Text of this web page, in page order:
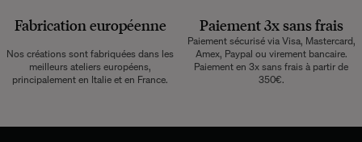
Fabrication européenne
Nos créations sont fabriquées dans les
meilleurs ateliers européens,
principalement en Italie et en France.
Paiement 3x sans frais
Paiement sécurisé via Visa, Mastercard,
Amex, Paypal ou virement bancaire.
Paiement en 3x sans frais à partir de
350€.